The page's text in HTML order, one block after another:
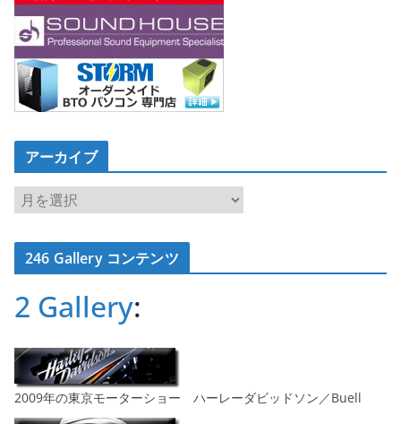
アーカイブ
ア
ー
カ
イ246 Gallery コンテンツ
2 Gallery:
2009年の東京モーターショー ハーレーダビッドソン／Buell